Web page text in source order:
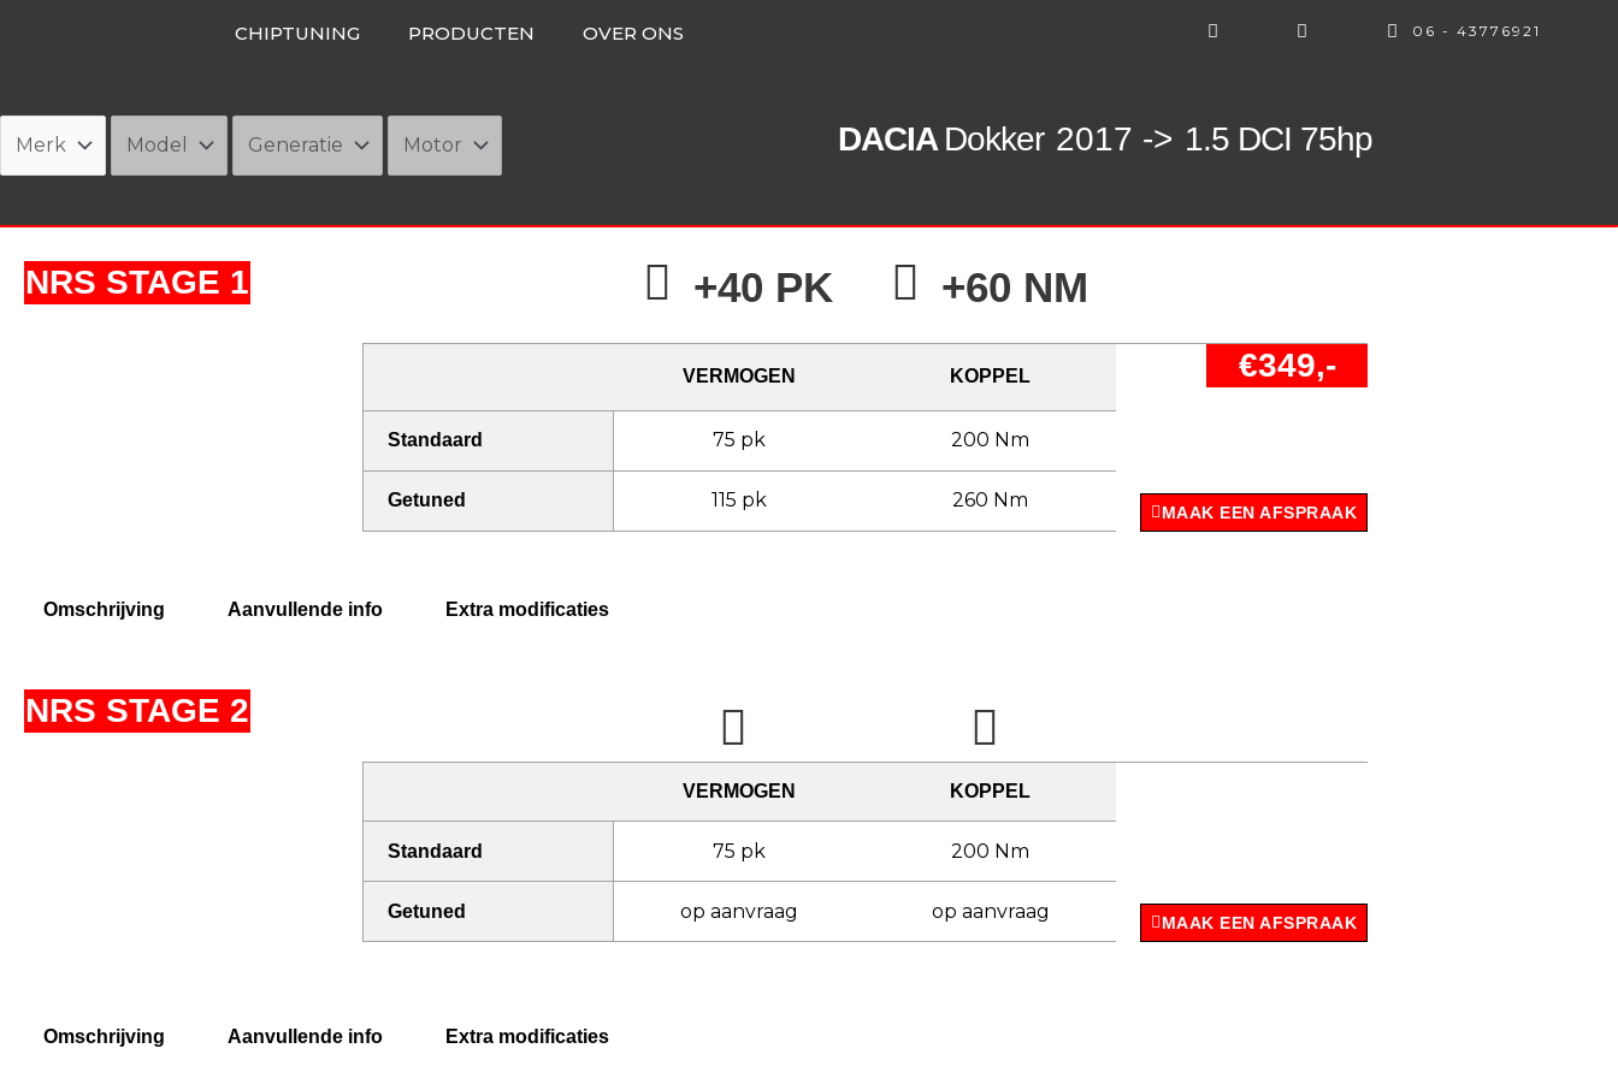
CHIPTUNING PRODUCTEN OVER ONS 06 - 43776921
DACIA Dokker 2017 -> 1.5 DCI 75hp
NRS STAGE 1 +40 PK +60 NM
VERMOGEN KOPPEL €349,-
Standaard 75 pk 200 Nm
Getuned 115 pk 260 Nm
MAAK EEN AFSPRAAK
Omschrijving Aanvullende info Extra modificaties
NRS STAGE 2
VERMOGEN KOPPEL
Standaard 75 pk 200 Nm
Getuned op aanvraag op aanvraag
MAAK EEN AFSPRAAK
Omschrijving Aanvullende info Extra modificaties